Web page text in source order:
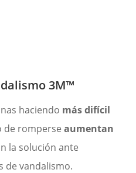
3M™
haciendo más difícil
de romperseaumentan
la solución ante
de vandalismo.